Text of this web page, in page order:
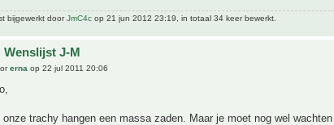
bijgewerkt doorJmC4c op 21 jun 2012 23:19, in totaal 34 keer bewerkt.
Wenslijst J-M
erna op 22 jul 2011 20:06
onze trachy hangen een massa zaden. Maar je moet nog wel